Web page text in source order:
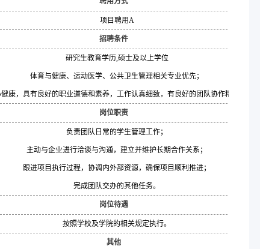
项目聘用A
招聘条件
研究生教育学历,硕士及以上学位
体育与健康、运动医学、公共卫生管理相关专业优先；
康，具有良好的职业道德和素养，工作认真细致，有良好的团队协作精神。
岗位职责
负责团队日常的学生管理工作；
主动与企业进行洽谈与沟通，建立并维护长期合作关系；
跟进项目执行过程，协调内外部资源，确保项目顺利推进；
完成团队交办的其他任务。
岗位待遇
按照学校及学院的相关规定执行。
其他